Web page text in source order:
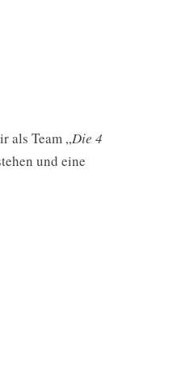
als Team „Die 4
und eine